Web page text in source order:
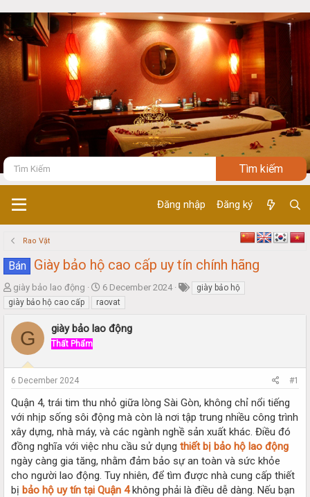
Đăng nhập Đăng ký
Rao Vặt
Bán Giày bảo hộ cao cấp uy tín chính hãng
T
h
r
e
d
a
r
e
r
giày bảo lao động
S
t
a
r
6 December 2024
giày bảo hộ
giày bảo hộ cao cấp
raovat
G giày bảo lao động
Thất Phẩm
6 December 2024 #1
Quận 4, trái tim thu nhỏ giữa lòng Sài Gòn, không chỉ nổi tiếng
với nhịp sống sôi động mà còn là nơi tập trung nhiều công trình
xây dựng, nhà máy, và các ngành nghề sản xuất khác. Điều đó
đồng nghĩa với việc nhu cầu sử dụng thiết bị bảo hộ lao động
ngày càng gia tăng, nhằm đảm bảo sự an toàn và sức khỏe
cho người lao động. Tuy nhiên, để tìm được nhà cung cấp thiết
bị bảo hộ uy tín tại Quận 4không phải là điều dễ dàng. Nếu bạn